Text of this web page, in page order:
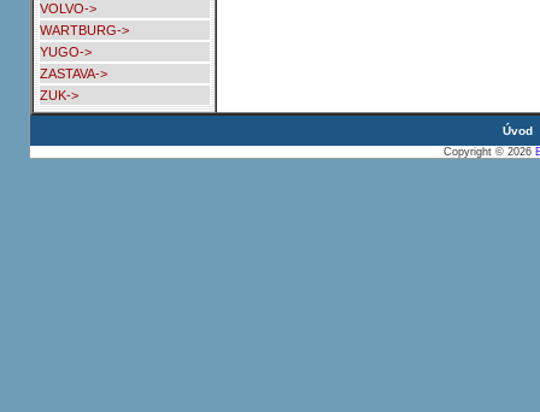
VOLVO->
WARTBURG->
YUGO->
ZASTAVA->
ZUK->
Úvod
Copyright © 2026